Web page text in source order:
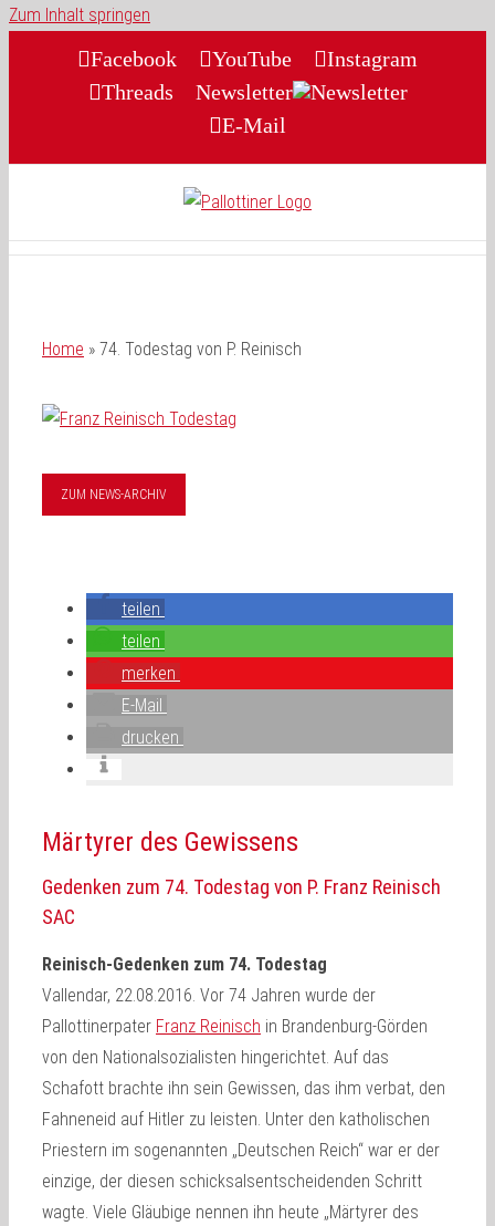
Zum Inhalt springen
Facebook YouTube
Instagram
Threads
Newsletter
E-Mail
Home » 74. Todestag von P. Reinisch
ZUM NEWS-ARCHIV
teilen
teilen
merken
E-Mail
drucken
Märtyrer des Gewissens
Gedenken zum 74. Todestag von P. Franz Reinisch
SAC
Reinisch-Gedenken zum 74. Todestag
Vallendar, 22.08.2016. Vor 74 Jahren wurde der
Pallottinerpater Franz Reinisch in Brandenburg-Görden
von den Nationalsozialisten hingerichtet. Auf das
Schafott brachte ihn sein Gewissen, das ihm verbat, den
Fahneneid auf Hitler zu leisten. Unter den katholischen
Priestern im sogenannten „Deutschen Reich“ war er der
einzige, der diesen schicksalsentscheidenden Schritt
wagte. Viele Gläubige nennen ihn heute „Märtyrer des